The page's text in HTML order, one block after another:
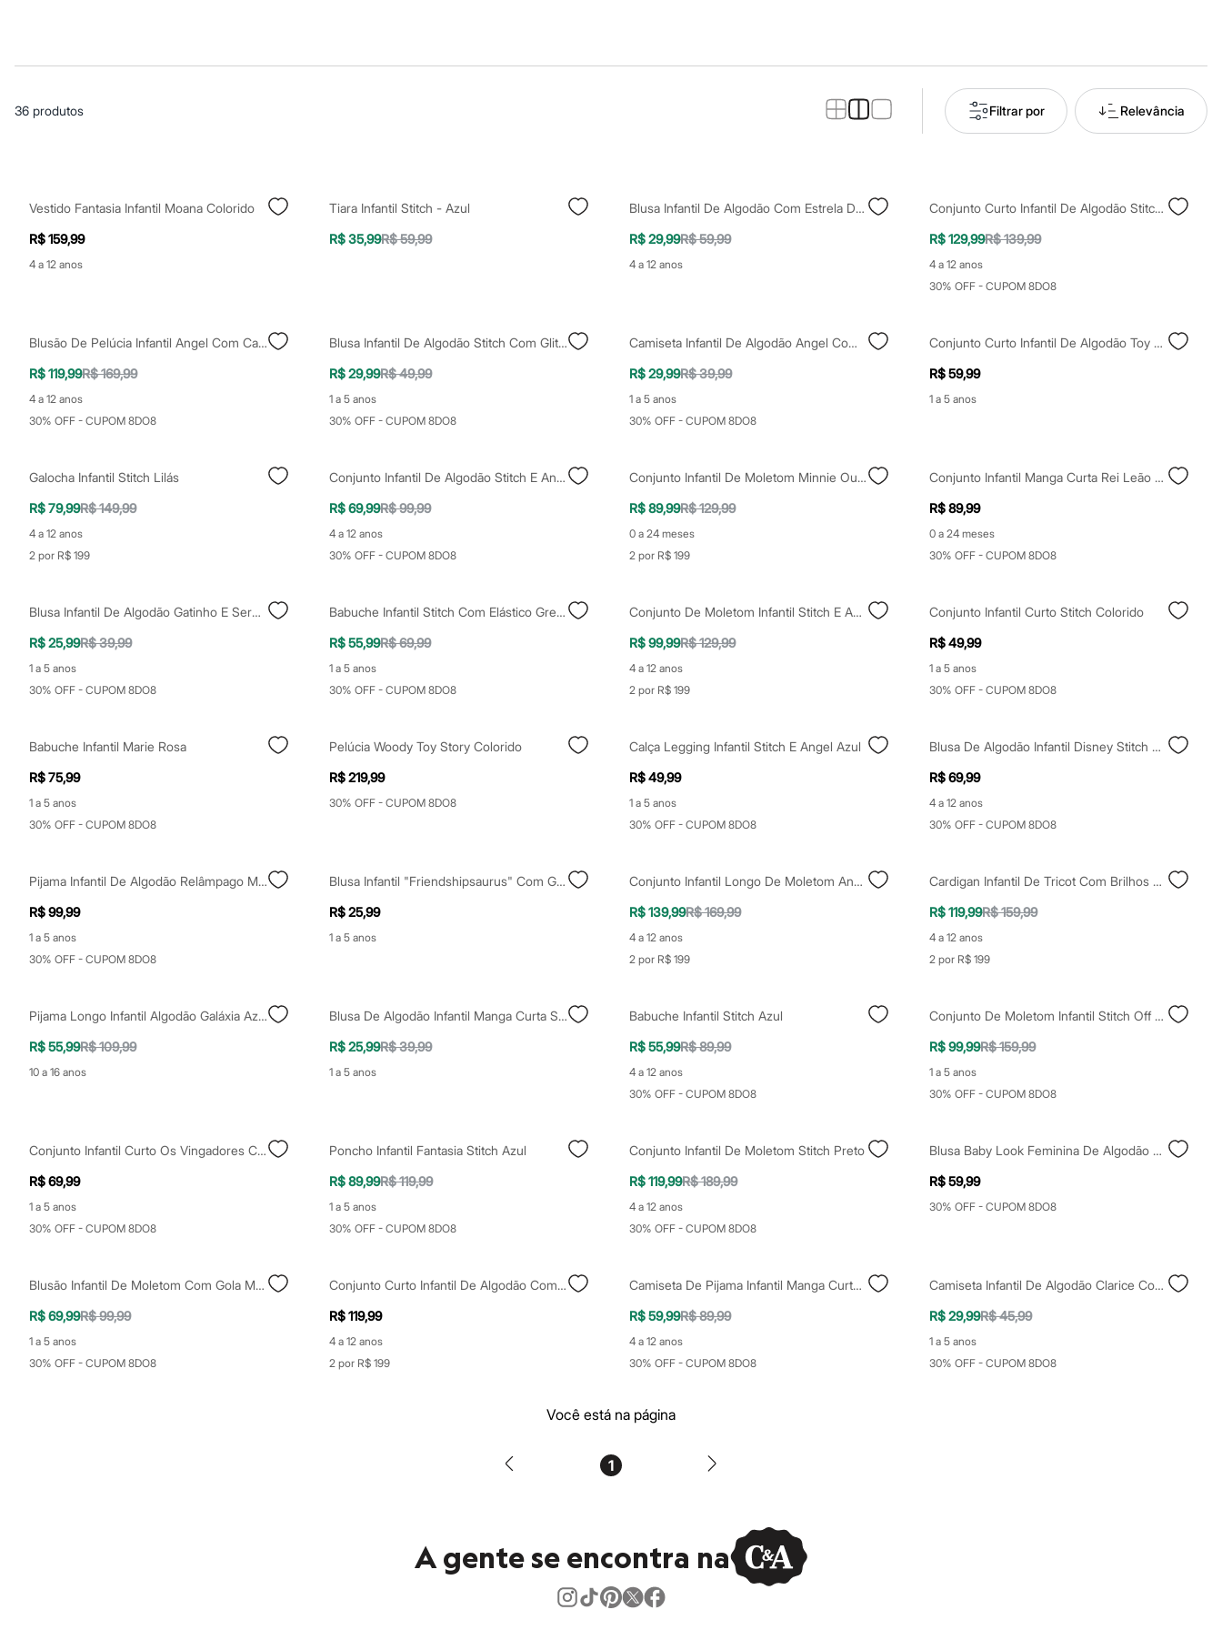
Shorts e Bermudas
Acessórios
Bolsas
Relógios
Calçados
Botas
Chinelos
Rasteirinhas
City
Clock House
Mindset
Sawary
Yessica
Moda esportiva
Calçados
Shorts e Bermudas
Tops
Calcinhas
Pijamas
Moda praia
Maiôs
Saídas de praia
Blusas e Camisetas
Calças
Casacos e Jaquetas
Moda esportiva
Shorts e Saias
Em alta
Dia dos Pais
Inverno
Novidades
Roupas
Bermudas
Casacos e Jaquetas
Jeans
Polos
Acessórios
Óculos
Calçados
Botas
Chinelos
Sapatos
Moda esportiva
Bermudas
Calças
Calçados
36 produtos Filtrar por Relevância
Vestido Fantasia Infantil Moana Colorido
R$ 159,99
4 a 12 anos
Tiara Infantil Stitch - Azul
R$ 35,99R$ 59,99
Blusa Infantil De Algodão Com Estrela De Paetê Azul
R$ 29,99R$ 59,99
4 a 12 anos
Conjunto Curto Infantil De Algodão Stitch Colorido
R$ 129,99R$ 139,99
4 a 12 anos
30% OFF - CUPOM 8DO8
Blusão De Pelúcia Infantil Angel Com Capuz Bege
R$ 119,99R$ 169,99
4 a 12 anos
30% OFF - CUPOM 8DO8
Blusa Infantil De Algodão Stitch Com Glitter Azul
R$ 29,99R$ 49,99
1 a 5 anos
30% OFF - CUPOM 8DO8
Camiseta Infantil De Algodão Angel Com Glitter Rosa
R$ 29,99R$ 39,99
1 a 5 anos
30% OFF - CUPOM 8DO8
Conjunto Curto Infantil De Algodão Toy Story Bege
R$ 59,99
1 a 5 anos
Galocha Infantil Stitch Lilás
R$ 79,99R$ 149,99
4 a 12 anos
2 por R$ 199
Conjunto Infantil De Algodão Stitch E Angel Off White
R$ 69,99R$ 99,99
4 a 12 anos
30% OFF - CUPOM 8DO8
Conjunto Infantil De Moletom Minnie Outline Bege
R$ 89,99R$ 129,99
0 a 24 meses
2 por R$ 199
Conjunto Infantil Manga Curta Rei Leão Verde
R$ 89,99
0 a 24 meses
30% OFF - CUPOM 8DO8
Blusa Infantil De Algodão Gatinho E Sereia Com Glitter Off White
R$ 25,99R$ 39,99
1 a 5 anos
30% OFF - CUPOM 8DO8
Babuche Infantil Stitch Com Elástico Grendene Azul
R$ 55,99R$ 69,99
1 a 5 anos
30% OFF - CUPOM 8DO8
Conjunto De Moletom Infantil Stitch E Angel Com Capuz Azul
R$ 99,99R$ 129,99
4 a 12 anos
2 por R$ 199
Conjunto Infantil Curto Stitch Colorido
R$ 49,99
1 a 5 anos
30% OFF - CUPOM 8DO8
Babuche Infantil Marie Rosa
R$ 75,99
1 a 5 anos
30% OFF - CUPOM 8DO8
Pelúcia Woody Toy Story Colorido
R$ 219,99
30% OFF - CUPOM 8DO8
Calça Legging Infantil Stitch E Angel Azul
R$ 49,99
1 a 5 anos
30% OFF - CUPOM 8DO8
Blusa De Algodão Infantil Disney Stitch Com Paetê Manga Curta Rosa Neon - Rosa Claro
R$ 69,99
4 a 12 anos
30% OFF - CUPOM 8DO8
Pijama Infantil De Algodão Relâmpago Macqueen Vermelho
R$ 99,99
1 a 5 anos
30% OFF - CUPOM 8DO8
Blusa Infantil "friendshipsaurus" Com Glitter Manga Curta Rosa Neon
R$ 25,99
1 a 5 anos
Conjunto Infantil Longo De Moletom Angel E Stitch Rosa
R$ 139,99R$ 169,99
4 a 12 anos
2 por R$ 199
Cardigan Infantil De Tricot Com Brilhos Bege
R$ 119,99R$ 159,99
4 a 12 anos
2 por R$ 199
Pijama Longo Infantil Algodão Galáxia Azul
R$ 55,99R$ 109,99
10 a 16 anos
Blusa De Algodão Infantil Manga Curta Stitch Azul
R$ 25,99R$ 39,99
1 a 5 anos
Babuche Infantil Stitch Azul
R$ 55,99R$ 89,99
4 a 12 anos
30% OFF - CUPOM 8DO8
Conjunto De Moletom Infantil Stitch Off White
R$ 99,99R$ 159,99
1 a 5 anos
30% OFF - CUPOM 8DO8
Conjunto Infantil Curto Os Vingadores Cinza
R$ 69,99
1 a 5 anos
30% OFF - CUPOM 8DO8
Poncho Infantil Fantasia Stitch Azul
R$ 89,99R$ 119,99
1 a 5 anos
30% OFF - CUPOM 8DO8
Conjunto Infantil De Moletom Stitch Preto
R$ 119,99R$ 189,99
4 a 12 anos
30% OFF - CUPOM 8DO8
Blusa Baby Look Feminina De Algodão Grifinória Harry Potter Vinho
R$ 59,99
30% OFF - CUPOM 8DO8
Blusão Infantil De Moletom Com Gola Margarida Rosa
R$ 69,99R$ 99,99
1 a 5 anos
30% OFF - CUPOM 8DO8
Conjunto Curto Infantil De Algodão Com Capuz Moana Bege
R$ 119,99
4 a 12 anos
2 por R$ 199
Camiseta De Pijama Infantil Manga Curta Galáxia Azul
R$ 59,99R$ 89,99
4 a 12 anos
30% OFF - CUPOM 8DO8
Camiseta Infantil De Algodão Clarice Com Glitter Azul
R$ 29,99R$ 45,99
1 a 5 anos
30% OFF - CUPOM 8DO8
Você está na página
1
A gente se encontra na